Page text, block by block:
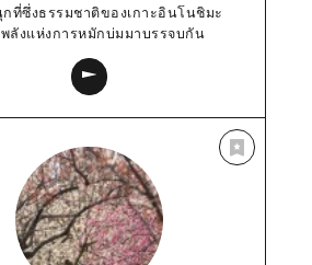
ที่ซึ่งธรรมชาติของเกาะอินโนชิมะ
ลังแห่งการหมักบ่มมาบรรจบกัน